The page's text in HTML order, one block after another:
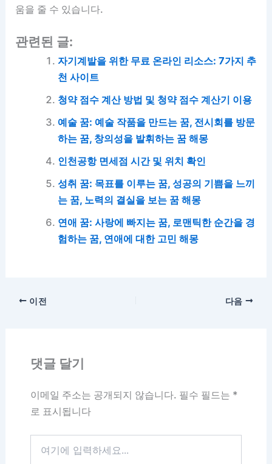
움을 줄 수 있습니다.
관련된 글:
자기계발을 위한 무료 온라인 리소스: 7가지 추
천 사이트
청약 점수 계산 방법 및 청약 점수 계산기 이용
예술 꿈: 예술 작품을 만드는 꿈, 전시회를 방문
하는 꿈, 창의성을 발휘하는 꿈 해몽
인천공항 면세점 시간 및 위치 확인
성취 꿈: 목표를 이루는 꿈, 성공의 기쁨을 느끼
는 꿈, 노력의 결실을 보는 꿈 해몽
연애 꿈: 사랑에 빠지는 꿈, 로맨틱한 순간을 경
험하는 꿈, 연애에 대한 고민 해몽
이전 다음
댓글 달기
이메일 주소는 공개되지 않습니다. 필수 필드는 *
로 표시됩니다